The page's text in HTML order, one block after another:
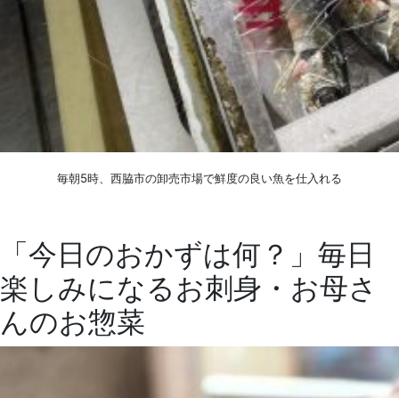
毎朝5時、西脇市の卸売市場で鮮度の良い魚を仕入れる
「今日のおかずは何？」毎日
楽しみになるお刺身・お母さ
んのお惣菜